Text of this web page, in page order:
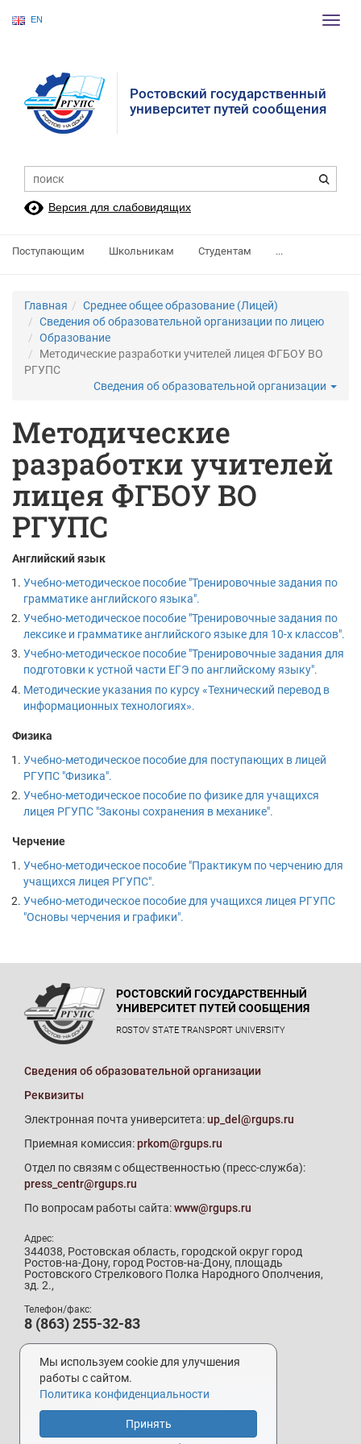
EN
Ростовский государственный
университет путей сообщения
Версия для слабовидящих
Поступающим Школьникам Студентам ...
Главная
Среднее общее образование (Лицей)
Сведения об образовательной организации по лицею
Образование
Методические разработки учителей лицея ФГБОУ ВО
РГУПС
Сведения об образовательной организации
Методические
разработки учителей
лицея ФГБОУ ВО
РГУПС
Английский язык
Учебно-методическое пособие "Тренировочные задания по
грамматике английского языка".
Учебно-методическое пособие "Тренировочные задания по
лексике и грамматике английского языке для 10-х классов".
Учебно-методическое пособие "Тренировочные задания для
подготовки к устной части ЕГЭ по английскому языку".
Методические указания по курсу «Технический перевод в
информационных технологиях».
Физика
Учебно-методическое пособие для поступающих в лицей
РГУПС "Физика".
Учебно-методическое пособие по физике для учащихся
лицея РГУПС "Законы сохранения в механике".
Черчение
Учебно-методическое пособие "Практикум по черчению для
учащихся лицея РГУПС".
Учебно-методическое пособие для учащихся лицея РГУПС
"Основы черчения и графики".
РОСТОВСКИЙ ГОСУДАРСТВЕННЫЙ
УНИВЕРСИТЕТ ПУТЕЙ СООБЩЕНИЯ
ROSTOV STATE TRANSPORT UNIVERSITY
Сведения об образовательной организации
Реквизиты
Электронная почта университета:up_del@rgups.ru
Приемная комиссия:prkom@rgups.ru
Отдел по связям с общественностью (пресс-служба):
press_centr@rgups.ru
По вопросам работы сайта:www@rgups.ru
Адрес:
344038, Ростовская область, городской округ город
Ростов-на-Дону, город Ростов-на-Дону, площадь
Ростовского Стрелкового Полка Народного Ополчения,
зд. 2.,
Телефон/факс:
8 (863) 255-32-83
Телефон приемной комиссии:
8 (800) 707-19-29
8 (863) 272-64-88
Мы используем cookie для улучшения
работы с сайтом.
Политика конфиденциальности
Принять